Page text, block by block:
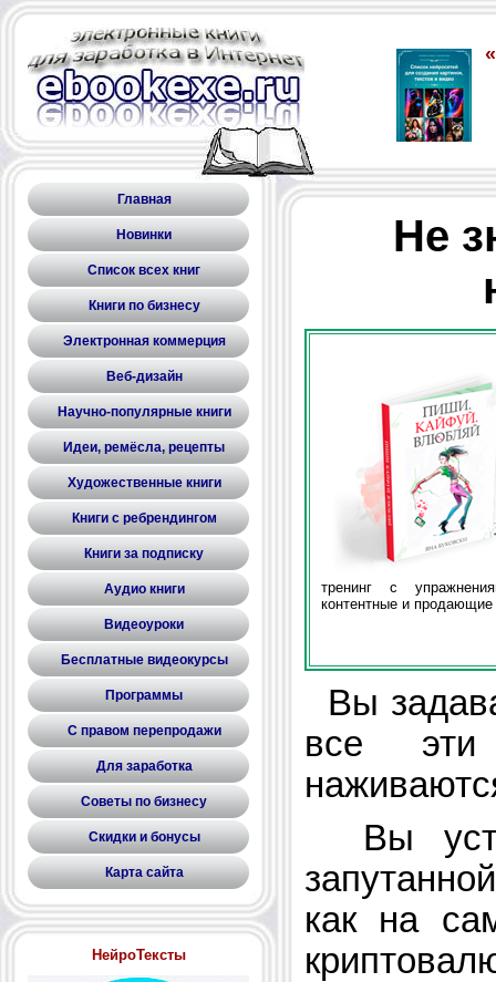
Главная
Новинки
Список всех книг
Книги по бизнесу
Электронная коммерция
Веб-дизайн
Научно-популярные книги
Идеи, ремёсла, рецепты
Художественные книги
Книги с ребрендингом
Книги за подписку
Аудио книги
Видеоуроки
Бесплатные видеокурсы
Программы
С правом перепродажи
Для заработка
Советы по бизнесу
Скидки и бонусы
Карта сайта
НейроТексты
Не
тренинг с
контентные и продающие
Вы
все
Вы
как на